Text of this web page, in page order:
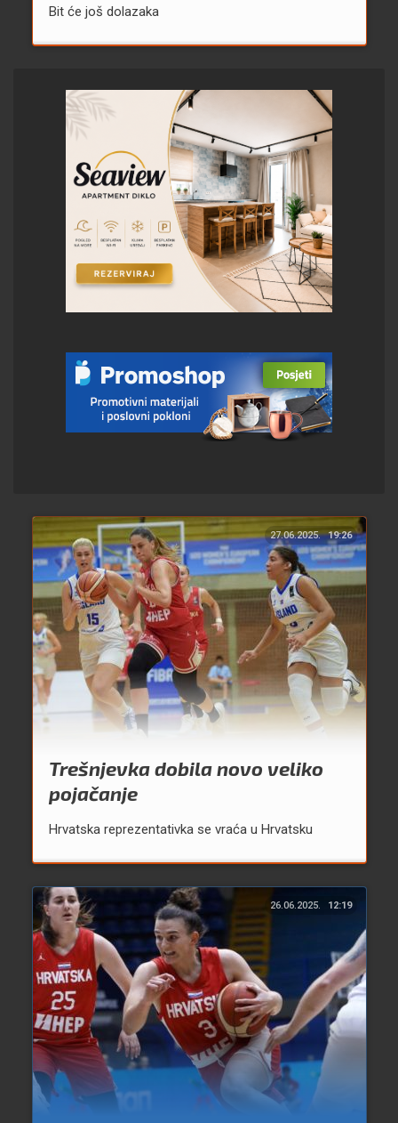
Bit će još dolazaka
27.06.2025. 19:26
Trešnjevka dobila novo veliko
pojačanje
Hrvatska reprezentativka se vraća u Hrvatsku
26.06.2025. 12:19